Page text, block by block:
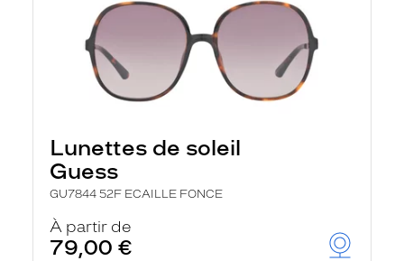
Lunettes de soleil
Guess
GU7844 52F ECAILLE FONCE
À partir de
79,00 €